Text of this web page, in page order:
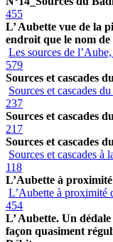
455
L’ Aubette vue de la
endroit que le nom
Les sources de
579
Sources et cascades
Sources et cascades
237
Sources et cascades
217
Sources et cascades
Sources et cascades
118
L’Aubette à
L’Aubette à proximité
454
L’ Aubette. Un dédale
façon quasiment